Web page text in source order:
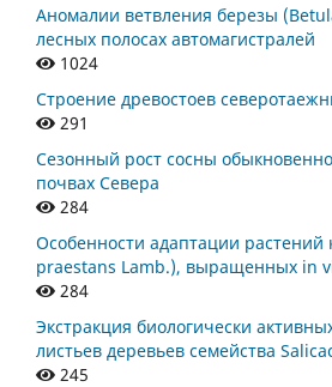
Аномалии ветвления березы
лесных полосах автомагистралей
1024
Строение древостоев
291
Сезонный рост сосны
почвах Севера
284
Особенности адаптации растений
praestans Lamb.), выращенных in
284
Экстракция биологически
листьев деревьев семейства
245